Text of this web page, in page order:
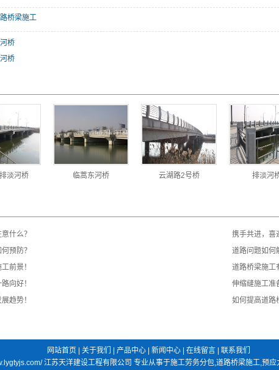
桥梁施工
桥
桥
淡河桥 临蒿东河桥 云湖路2号桥 排淡河
什么？
携手共进，喜
预防？
道路问题如何
前景！
道路桥梁施工
向好！
伸缩缝施工准
趋势！
如何提高道路
网站首页 关于我们 产品中心| 新闻中心| 在线留言| 联系我们
江苏天洋建设工程有限公司 专业从事于施工劳务分包,道路桥梁施工,预应